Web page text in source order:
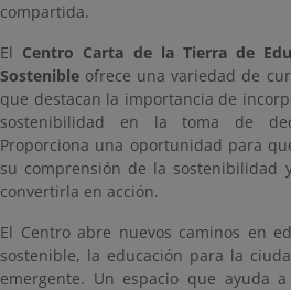
compartida.
El Centro Carta de la Tierra de
Sostenible ofrece una variedad de
que destacan la importancia de
sostenibilidad en la toma de
Proporciona una oportunidad para
su comprensión de la sostenibilidad
convertirla en acción.
El Centro abre nuevos caminos en
sostenible, la educación para la
emergente. Un espacio que ayuda